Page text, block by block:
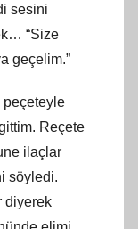
sesini
“Size
geçelim.”
peçeteyle
Reçete
ilaçlar
söyledi.
diyerek